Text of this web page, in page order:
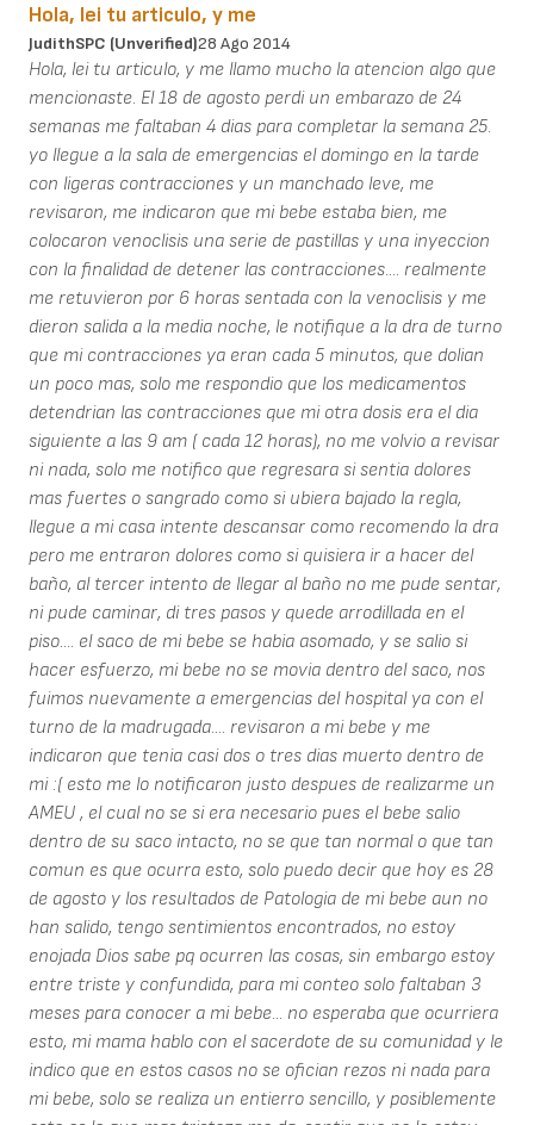
Hola, lei tu articulo, y me
JudithSPC (unverified)28 Ago 2014
Hola, lei tu articulo, y me llamo mucho la atencion algo que
mencionaste. El 18 de agosto perdi un embarazo de 24
semanas me faltaban 4 dias para completar la semana 25.
yo llegue a la sala de emergencias el domingo en la tarde
con ligeras contracciones y un manchado leve, me
revisaron, me indicaron que mi bebe estaba bien, me
colocaron venoclisis una serie de pastillas y una inyeccion
con la finalidad de detener las contracciones.... realmente
me retuvieron por 6 horas sentada con la venoclisis y me
dieron salida a la media noche, le notifique a la dra de turno
que mi contracciones ya eran cada 5 minutos, que dolian
un poco mas, solo me respondio que los medicamentos
detendrian las contracciones que mi otra dosis era el dia
siguiente a las 9 am ( cada 12 horas), no me volvio a revisar
ni nada, solo me notifico que regresara si sentia dolores
mas fuertes o sangrado como si ubiera bajado la regla,
llegue a mi casa intente descansar como recomendo la dra
pero me entraron dolores como si quisiera ir a hacer del
baño, al tercer intento de llegar al baño no me pude sentar,
ni pude caminar, di tres pasos y quede arrodillada en el
piso.... el saco de mi bebe se habia asomado, y se salio si
hacer esfuerzo, mi bebe no se movia dentro del saco, nos
fuimos nuevamente a emergencias del hospital ya con el
turno de la madrugada.... revisaron a mi bebe y me
indicaron que tenia casi dos o tres dias muerto dentro de
mi :( esto me lo notificaron justo despues de realizarme un
AMEU , el cual no se si era necesario pues el bebe salio
dentro de su saco intacto, no se que tan normal o que tan
comun es que ocurra esto, solo puedo decir que hoy es 28
de agosto y los resultados de Patologia de mi bebe aun no
han salido, tengo sentimientos encontrados, no estoy
enojada Dios sabe pq ocurren las cosas, sin embargo estoy
entre triste y confundida, para mi conteo solo faltaban 3
meses para conocer a mi bebe... no esperaba que ocurriera
esto, mi mama hablo con el sacerdote de su comunidad y le
indico que en estos casos no se ofician rezos ni nada para
mi bebe, solo se realiza un entierro sencillo, y posiblemente